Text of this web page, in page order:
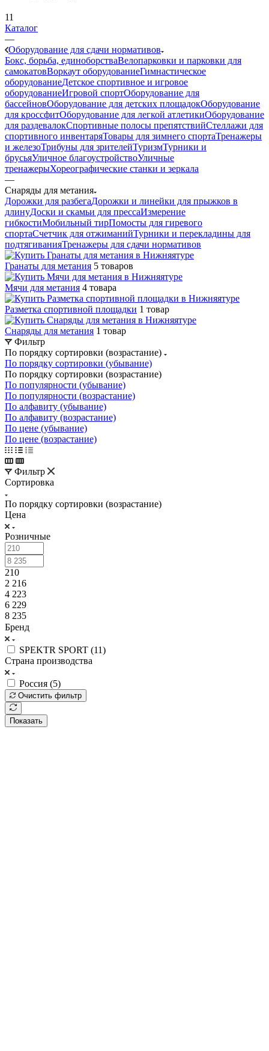
11
Каталог
—
Оборудование для сдачи нормативов
Бокс, борьба, единоборстваВелопарковки и парковки для
самокатовВоркаут оборудованиеГимнастическое
оборудованиеДетское спортивное и игровое
оборудованиеИгровой спортОборудование для
бассейновОборудование для детских площадокОборудование
для кроссфитОборудование для легкой атлетикиОборудование
для раздевалокСпортивные полосы препятствийСтеллажи для
спортивного инвентаряТовары для зимнего спортаТренажеры
и железоТрибуны для зрителейТуризмТурники и
брусьяУличное благоустройствоУличные
тренажерыХореографические станки и зеркала
—
Снаряды для метания
Дорожки для разбегаДорожки и линейки для прыжков в
длинуДоски и скамьи для прессаИзмерение
гибкостиМобильный тирПомосты для гиревого
спортаСчетчик для отжиманийТурники и перекладины для
подтягиванияТренажеры для сдачи нормативов
Гранаты для метания 5 товаров
Мячи для метания 4 товара
Разметка спортивной площадки 1 товар
Снаряды для метания 1 товар
Фильтр
По порядку сортировки (возрастание)
По порядку сортировки (убывание)
По порядку сортировки (возрастание)
По популярности (убывание)
По популярности (возрастание)
По алфавиту (убывание)
По алфавиту (возрастание)
По цене (убывание)
По цене (возрастание)
Фильтр
Сортировка
По порядку сортировки (возрастание)
Цена
Розничные
210
2 216
4 223
6 229
8 235
Бренд
SPEKTR SPORT (11)
Страна производства
Россия (5)
Очистить фильтр
Показать